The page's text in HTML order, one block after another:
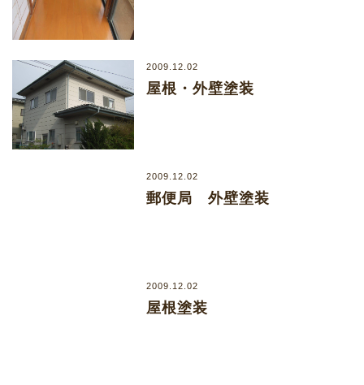
2009.12.02
屋根・外壁塗装
2009.12.02
郵便局 外壁塗装
2009.12.02
屋根塗装